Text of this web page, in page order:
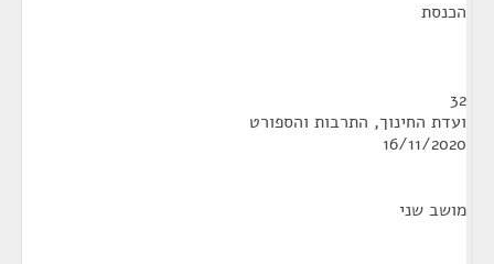
הכנסת
32
ועדת החינוך, התרבות והספורט
16/11/2020
מושב שני